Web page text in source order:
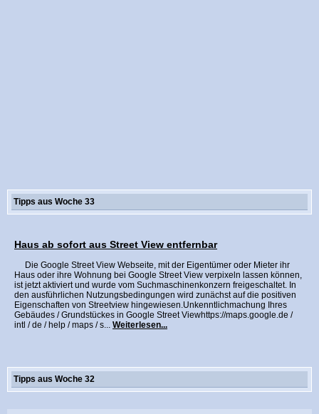
Tipps aus Woche 33
Haus ab sofort aus Street View entfernbar
Die Google Street View Webseite, mit der Eigentümer oder Mieter ihr
Haus oder ihre Wohnung bei Google Street View verpixeln lassen können,
ist jetzt aktiviert und wurde vom Suchmaschinenkonzern freigeschaltet. In
den ausführlichen Nutzungsbedingungen wird zunächst auf die positiven
Eigenschaften von Streetview hingewiesen.Unkenntlichmachung Ihres
Gebäudes / Grundstückes in Google Street Viewhttps://maps.google.de /
intl / de / help / maps / s... Weiterlesen...
Tipps aus Woche 32